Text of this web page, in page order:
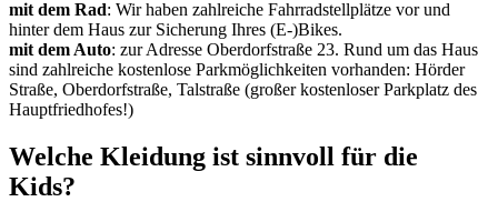
mit dem Rad: Wir haben zahlreiche Fahrradstellplätze vor und
hinter dem Haus zur Sicherung Ihres (E-)Bikes.
mit dem Auto: zur Adresse Oberdorfstraße 23. Rund um das Haus
sind zahlreiche kostenlose Parkmöglichkeiten vorhanden: Hörder
Straße, Oberdorfstraße, Talstraße (großer kostenloser Parkplatz des
Hauptfriedhofes!)
Welche Kleidung ist sinnvoll für die
Kids?